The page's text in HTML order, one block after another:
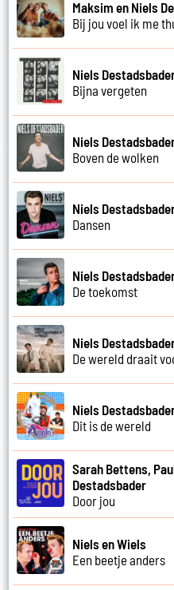
Maksim en Niels
Bij jou voel ik me
Niels
Bijna vergeten
Niels
Boven de wolken
Niels
Dansen
Niels
De toekomst
Niels
De wereld draait
Niels
Dit is de wereld
Sarah Bettens,
Destadsbader
Door jou
Niels en Wiels
Een beetje anders